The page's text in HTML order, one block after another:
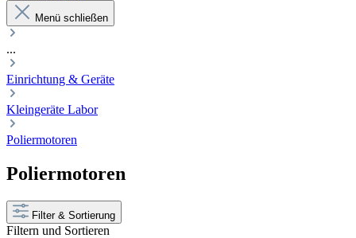
Menü schließen
...
Einrichtung & Geräte
Kleingeräte Labor
Poliermotoren
Poliermotoren
Filter & Sortierung
Filtern und Sortieren